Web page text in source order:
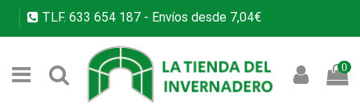
TLF. 633 654 187 - Envíos desde 7,04€
0